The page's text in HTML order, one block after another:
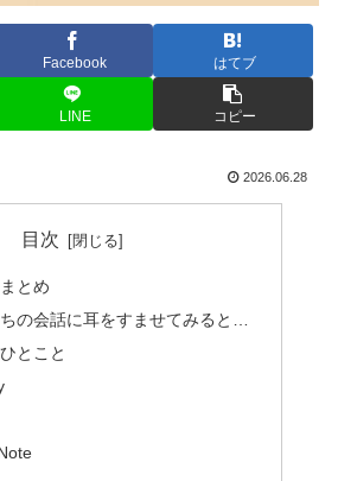
Facebook はてブ
LINE コピー
2026.06.28
目次
とめ
の会話に耳をすませてみると…
とこと